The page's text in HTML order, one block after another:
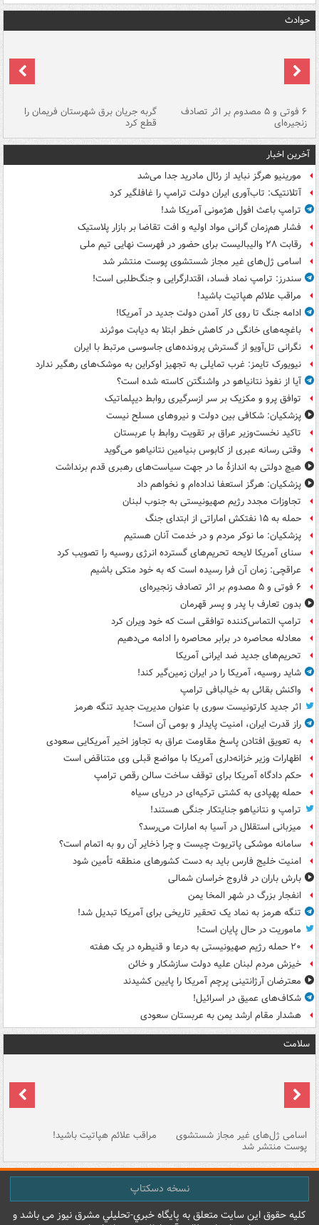
حوادث
۶ فوتی و ۵ مصدوم بر اثر تصادف
زنجیره‌ای
گربه جریان برق شهرستان فریمان را
قطع کرد
آخرین اخبار
مورینیو هرگز نباید از رئال مادرید جدا می‌شد
آتلانتیک: تاب‌آوری ایران دولت ترامپ را غافلگیر کرد
ترامپ باعث افول هژمونی آمریکا شد!
فشار هم‌زمان گرانی مواد اولیه و افت تقاضا بر بازار پلاستیک
رقابت ۲۸ والیبالیست برای حضور در فهرست نهایی تیم ملی
اسامی ژل‌های غیر مجاز شستشوی پوست منتشر شد
سندرز: ترامپ نماد فساد، اقتدارگرایی و جنگ‌طلبی است!
مراقب علائم هپاتیت باشید!
ادامه جنگ تا روی کار آمدن دولت جدید در آمریکا!
باغچه‌های خانگی در کاهش خطر ابتلا به دیابت موثرند
نگرانی تل‌آویو از گسترش پرونده‌های جاسوسی مرتبط با ایران
نیویورک تایمز: غرب تمایلی به تجهیز اوکراین به موشک‌های رهگیر ندارد
آیا از نفوذ نتانیاهو در واشنگتن کاسته شده است؟
توافق پرو و مکزیک بر سر ازسرگیری روابط دیپلماتیک
پزشکیان: شکافی بین دولت و نیروهای مسلح نیست
تاکید نخست‌وزیر عراق بر تقویت روابط با عربستان
وقتی رسانه عبری از کابوس بنیامین نتانیاهو می‌گوید
هیچ دولتی به اندازۀ ما در جهت سیاست‌های رهبری قدم برنداشت
پزشکیان: هرگز استعفا نداده‌ام و نخواهم داد
تجاوزات مجدد رژیم صهیونیستی به جنوب لبنان
حمله به ۱۵ نفتکش‌ اماراتی از ابتدای جنگ
پزشکیان: ما نوکر مردم و در خدمت آنان هستیم
سنای آمریکا لایحه تحریم‌های گسترده انرژی روسیه را تصویب کرد
عراقچی: زمان آن فرا رسیده است که به خود متکی باشیم
۶ فوتی و ۵ مصدوم بر اثر تصادف زنجیره‌ای
بدون تعارف با پدر و پسر قهرمان
ترامپ التماس‌کننده توافقی است که خود ویران کرد
معادله محاصره در برابر محاصره را ادامه می‌دهیم
تحریم‌های جدید ضد ایرانی آمریکا
شاید روسیه، آمریکا را در ایران زمین‌گیر کند!
واکنش بقائی به خیالبافی ترامپ
اثر جدید کارتونیست سوری با عنوان مدیریت جدید تنگه هرمز
راز قدرت ایران، امنیت پایدار و بومی آن است!
به تعویق افتادن پاسخ مقاومت عراق به تجاوز اخیر آمریکایی سعودی
اظهارات وزیر خزانه‌داری آمریکا با مواضع قبلی وی متناقض است
حکم دادگاه آمریکا برای توقف ساخت سالن رقص ترامپ
حمله پهپادی به کشتی ترکیه‌ای در دریای سیاه
ترامپ و نتانیاهو جنایتکار جنگی هستند!
میزبانی استقلال در آسیا به امارات می‌رسد؟
سامانه موشکی پاتریوت چیست و چرا ذخایر آن رو به اتمام است؟
امنیت خلیج فارس باید به دست کشورهای منطقه تأمین شود
بارش باران در فاروج خراسان شمالی
انفجار بزرگ در شهر المخا یمن
تنگه هرمز به نماد یک تحقیر تاریخی برای آمریکا تبدیل شد!
ماموریت در حال پایان است!
۲۰ حمله رژیم صهیونیستی به درعا و قنیطره در یک هفته
خیزش مردم لبنان علیه دولت سازشکار و خائن
معترضان آرژانتینی پرچم آمریکا را پایین کشیدند
شکاف‌های عمیق در اسرائیل!
هشدار مقام ارشد یمن به عربستان سعودی
سلامت
اسامی ژل‌های غیر مجاز شستشوی
پوست منتشر شد
مراقب علائم هپاتیت باشید!
نسخه دسکتاپ
کليه حقوق اين سايت متعلق به پایگاه خبري-تحليلي مشرق نيوز می باشد و